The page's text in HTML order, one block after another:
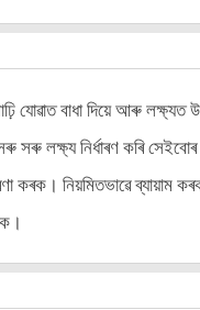
যোৱাত বাধা দিয়ে আৰু লক্ষ্যত
লক্ষ্য নিৰ্ধাৰণ কৰি সেইবোৰ
কৰক। নিয়মিতভাৱে ব্যায়াম